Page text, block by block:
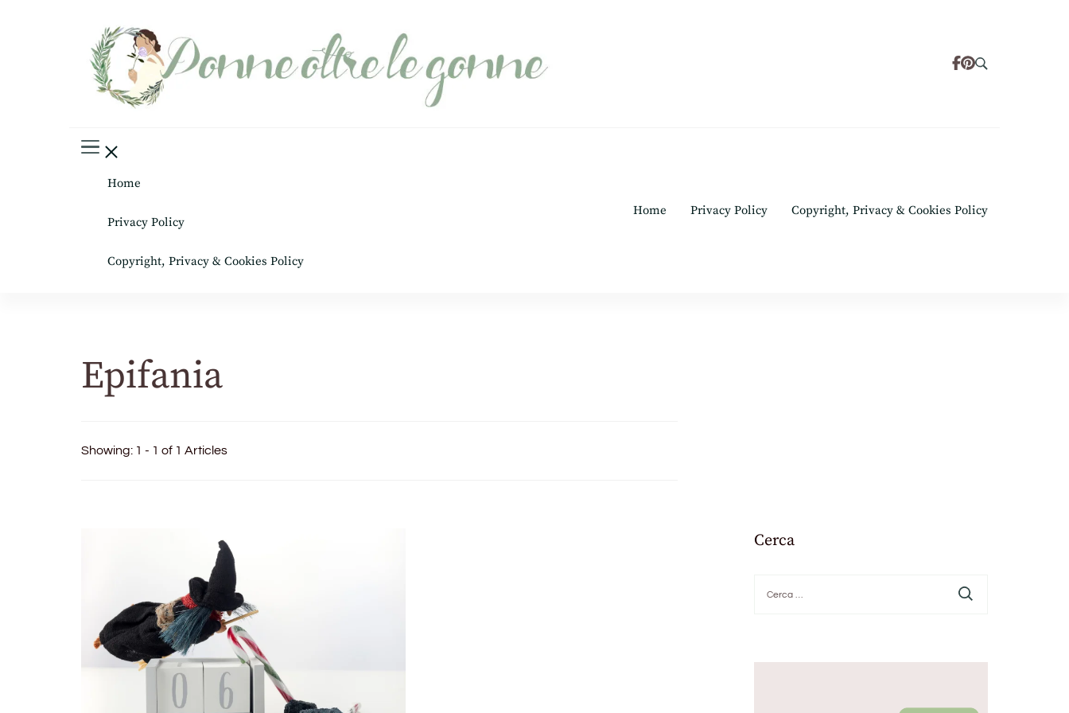
Home
Privacy Policy
Copyright, Privacy & Cookies Policy
Home Privacy Policy Copyright, Privacy & Cookies Policy
Epifania
Showing: 1 - 1 of 1 Articles
Cerca
per: